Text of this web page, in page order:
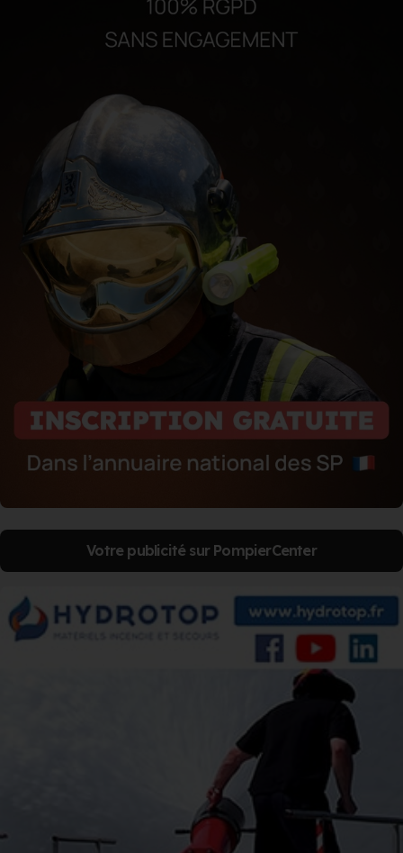
Votre publicité sur PompierCenter